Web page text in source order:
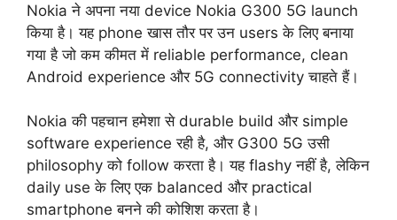
Nokia ने अपना नया device Nokia G300 5G launch
किया है। यह phone खास तौर पर उन users के लिए बनाया
गया है जो कम कीमत में reliable performance, clean
Android experience और 5G connectivity चाहते हैं।
Nokia की पहचान हमेशा से durable build और simple
software experience रही है, और G300 5G उसी
philosophy को follow करता है। यह flashy नहीं है, लेकिन
daily use के लिए एक balanced और practical
smartphone बनने की कोशिश करता है।